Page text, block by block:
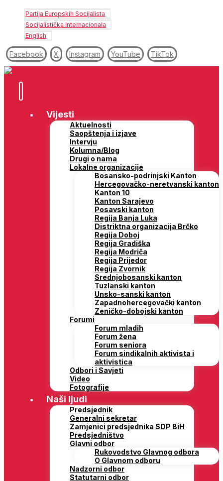
Partija Europskih Socijalista
Socijalistička Internacionala
English
Facebook X Instagram YouTube TikTok
Vijesti
Aktuelnosti
Saopštenja i izjave
Intervju
Kolumna/Blog
Drugi o nama
Lokalne organizacije
Bosansko-podrinjski Kanton
Hercegovačko-neretvanski kanton
Kanton 10
Kanton Sarajevo
Posavski kanton
Regija Banja Luka
Distriktna organizacija Brčko
Regija Doboj
Regija Gradiška
Regija Modriča
Regija Prijedor
Regija Zvornik
Srednjobosanski kanton
Tuzlanski kanton
Unsko-sanski kanton
Zapadnohercegovački kanton
Zeničko-dobojski kanton
Forumi
Forum mladih
Forum žena
Forum seniora
Forum sindikalnih aktivista i
aktivistica
Odbori i Savjeti
Video
Fotografije
Naši ljudi
Predsjednik
Generalni sekretar
Zamjenici predsjednika SDP BiH
Predsjedništvo
Glavni odbor
Rukovodstvo Glavnog odbora
O Glavnom odboru
Nadzorni odbor
Statutarni odbor